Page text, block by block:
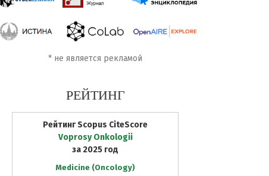
* не является рекламой
РЕЙТИНГ
Рейтинг Scopus CiteScore
Voprosy Onkologii
за 2025 год
Medicine (Oncology)